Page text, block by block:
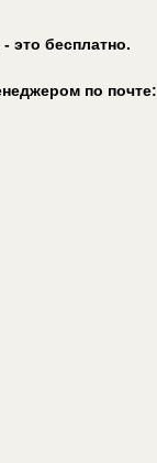
это бесплатно.
по почте: